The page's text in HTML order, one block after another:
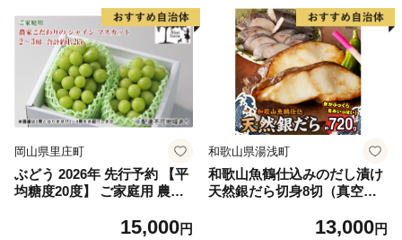
岡山県里庄町
ぶどう 2026年 先行予約 【平
均糖度20度】 ご家庭用 農家
ット 2～3房 合計約1.2kg ブ
15,000円
和歌山県湯浅町
和歌山魚鶴仕込みのだし漬け
天然銀だら切身8切（真空パ
製法 良質な脂 ふっくら 柔ら
13,000円